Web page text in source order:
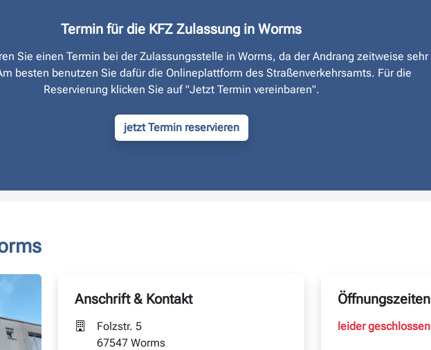
Termin für die KFZ Zulassung in Worms
Sie einen Termin bei der Zulassungsstelle in Worms, da der Andrang zeitweise sehr
besten benutzen Sie dafür die Onlineplattform des Straßen­verkehrsamts. Für die
Reservierung klicken Sie auf "Jetzt Termin vereinbaren".
jetzt Termin reservieren
Anschrift & Kontakt
Folzstr. 5
67547 Worms
Öffnungszeiten
leider geschlossen